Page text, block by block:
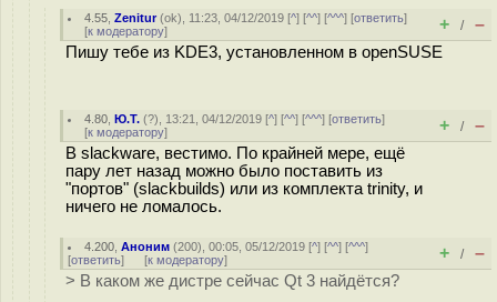
4.55 ,Zenitur(ok), 11:23, 04/12/2019 [^] [^^] [^^^] [ответить]
[к модератору] + / –
Пишу тебе из KDE3, установленном в openSUSE
4.80 ,Ю.Т. (?), 13:21, 04/12/2019 [^] [^^] [^^^] [ответить]
[к модератору] + / –
В slackware, вестимо. По крайней мере, ещё
пару лет назад можно было поставить из
"портов" (slackbuilds) или из комплекта trinity, и
ничего не ломалось.
4.200 ,Аноним (200), 00:05, 05/12/2019 [^] [^^] [^^^]
[ответить] [к модератору] + / –
> В каком же дистре сейчас Qt 3 найдётся?